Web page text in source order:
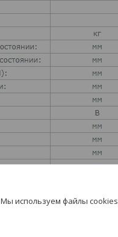
Мы используем файлы